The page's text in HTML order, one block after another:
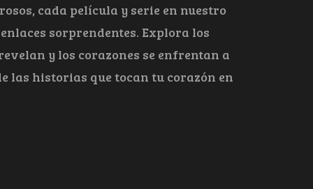
cada película y serie en nuestro
sorprendentes. Explora los
y los corazones se enfrentan a
las historias que tocan tu corazón en